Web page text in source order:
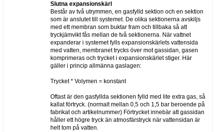
Slutna expansionskärl
Består av två utrymmen, en gasfylld sektion och en sektion
som är anslutet till systemet. De olika sektionerna avskiljs
med ett membran som buktar fram och tillbaka så att
tryckjämvikt fås mellan de två sektionerna. När vattnet
expanderar i systemet fylls expansionskärlets vattensida
med vatten, membranet trycks över mot gassidan, gasen
komprimeras och trycket i expansionskärlet stiger. Här
gäller i princip allmänna gaslagen:
Trycket * Volymen = konstant
Oftast är den gasfyllda sektionen fylld med lite extra gas, så
kallat förtryck. (normalt mellan 0,5 och 1,5 bar beroende på
fabrikat och artikelnummer) Förtrycket innebär att gassidan
håller ett högre tryck än atmosfärstryck när vattensidan är
helt tom på vatten.